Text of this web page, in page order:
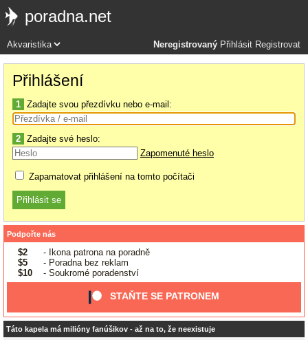
poradna.net
Neregistrovaný Přihlásit Registrovat
Přihlášení
1 Zadajte svou přezdívku nebo e-mail:
2 Zadajte své heslo:
Zapomenuté heslo
Zapamatovat přihlášení na tomto počítači
Podpořte nás
$2
- Ikona patrona na poradně
$5
- Poradna bez reklam
$10
- Soukromé poradenství
STAŇTE SE PATRONEM
Táto kapela má milióny fanúšikov - až na to, že neexistuje